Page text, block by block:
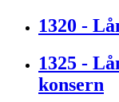
1320 -
1325 -
konsern